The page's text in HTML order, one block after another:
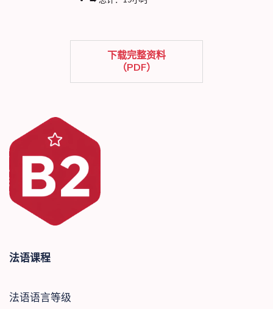
下载完整资料
（PDF）
法语课程
法语语言等级